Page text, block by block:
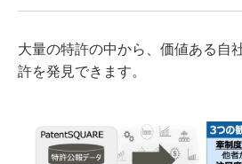
大量の特許の中から、価値ある自
許を発見できます。